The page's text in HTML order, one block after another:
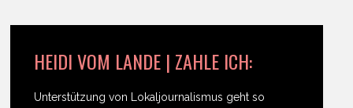
HEIDI VOM LANDE | ZAHLE ICH:
Unterstützung von Lokaljournalismus geht so